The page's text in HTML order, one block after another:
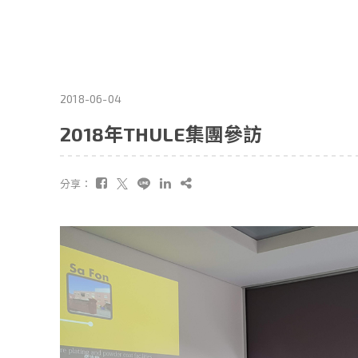
2018-06-04
2018年THULE集團參訪
分享：